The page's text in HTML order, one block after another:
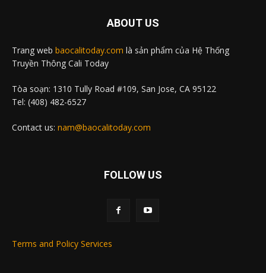
ABOUT US
Trang web baocalitoday.com là sản phẩm của Hệ Thống
Truyền Thông Cali Today
Tòa soạn: 1310 Tully Road #109, San Jose, CA 95122
Tel: (408) 482-6527
Contact us: nam@baocalitoday.com
FOLLOW US
Terms and Policy Services